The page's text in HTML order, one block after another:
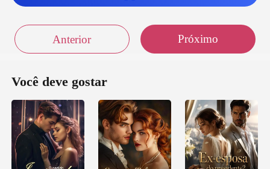
Anterior Próximo
Você deve gostar